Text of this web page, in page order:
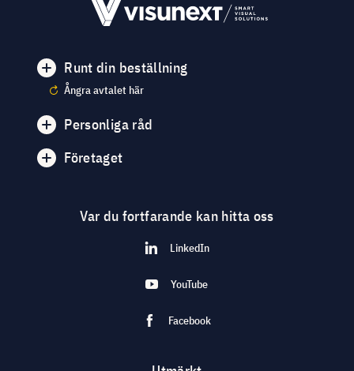
Runt din beställning
Ångra avtalet här
Personliga råd
Företaget
Var du fortfarande kan hitta oss
LinkedIn
YouTube
Facebook